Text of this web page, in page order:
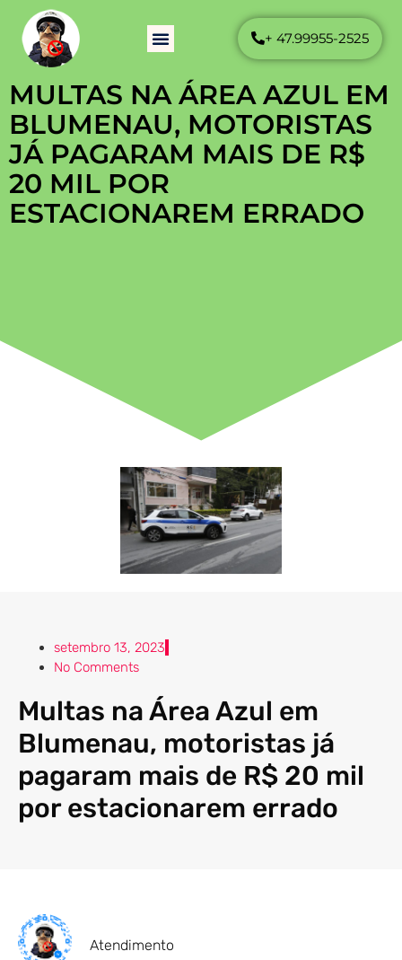
+ 47.99955-2525
MULTAS NA ÁREA AZUL EM
BLUMENAU, MOTORISTAS
JÁ PAGARAM MAIS DE R$
20 MIL POR
ESTACIONAREM ERRADO
setembro 13, 2023
No Comments
Multas na Área Azul em
Blumenau, motoristas já
pagaram mais de R$ 20 mil
por estacionarem errado
Atendimento